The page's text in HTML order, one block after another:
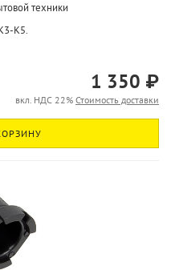
техники
K5.
1 350 ₽
вкл. НДС 22% Стоимость доставки